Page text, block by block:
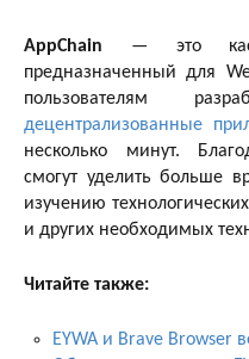
AppChain — это
предназначенный для
пользователям
децентрализованные
несколько минут.
смогут уделить больше
изучению
и других необходимых
Читайте также:
EYWA и Brave Browser